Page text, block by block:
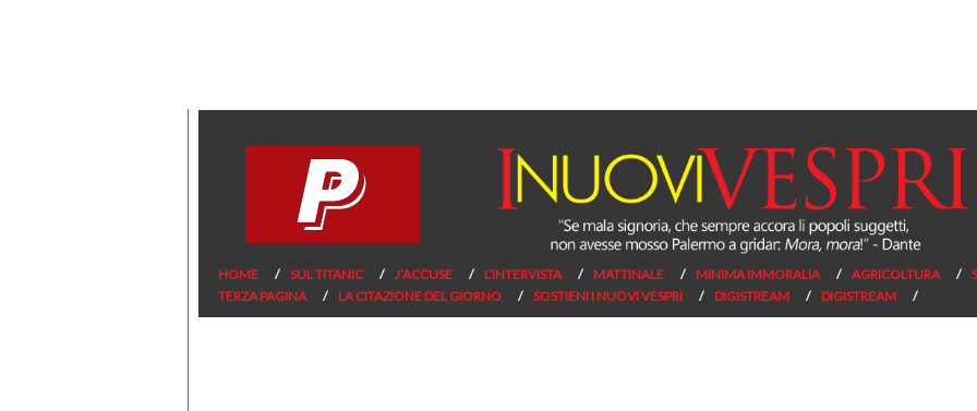
HOME SUL TITANIC J’ACCUSE L’INTERVISTA MATTINALE MINIMA IMMORALIA AGRICOLTURA
TERZA PAGINA
LA CITAZIONE DEL GIORNO SOSTIENI I NUOVI VESPRI DIGISTREAM DIGISTREAM